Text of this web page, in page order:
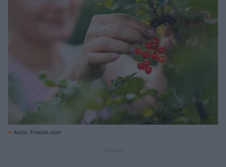
Autor: Freepik.com